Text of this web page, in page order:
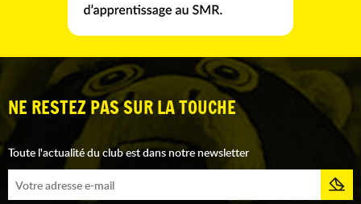
NE RESTEZ PAS SUR LA TOUCHE
Toute l'actualité du club est dans notre newsletter